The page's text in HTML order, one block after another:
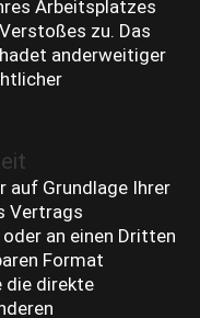
Arbeitsplatzes
zu. Das
anderweitiger
auf Grundlage Ihrer
Vertrags
an einen Dritten
Format
die direkte